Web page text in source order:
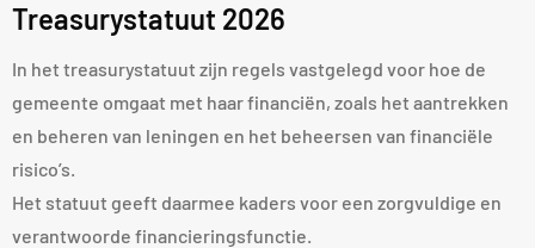
Treasurystatuut 2026
In het treasurystatuut zijn regels vastgelegd voor hoe de
gemeente omgaat met haar financiën, zoals het aantrekken
en beheren van leningen en het beheersen van financiële
risico’s.
Het statuut geeft daarmee kaders voor een zorgvuldige en
verantwoorde financieringsfunctie.